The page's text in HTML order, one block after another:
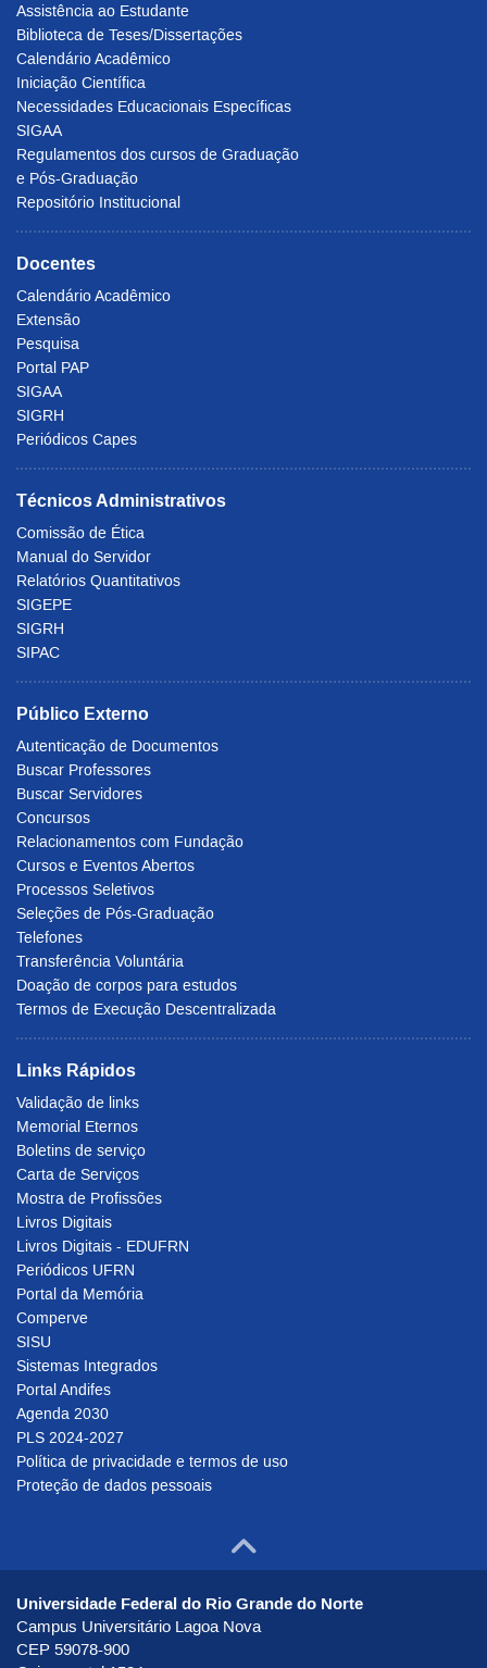
Assistência ao Estudante
Biblioteca de Teses/Dissertações
Calendário Acadêmico
Iniciação Científica
Necessidades Educacionais Específicas
SIGAA
Regulamentos dos cursos de Graduação
e Pós-Graduação
Repositório Institucional
Docentes
Calendário Acadêmico
Extensão
Pesquisa
Portal PAP
SIGAA
SIGRH
Periódicos Capes
Técnicos Administrativos
Comissão de Ética
Manual do Servidor
Relatórios Quantitativos
SIGEPE
SIGRH
SIPAC
Público Externo
Autenticação de Documentos
Buscar Professores
Buscar Servidores
Concursos
Relacionamentos com Fundação
Cursos e Eventos Abertos
Processos Seletivos
Seleções de Pós-Graduação
Telefones
Transferência Voluntária
Doação de corpos para estudos
Termos de Execução Descentralizada
Links Rápidos
Validação de links
Memorial Eternos
Boletins de serviço
Carta de Serviços
Mostra de Profissões
Livros Digitais
Livros Digitais - EDUFRN
Periódicos UFRN
Portal da Memória
Comperve
SISU
Sistemas Integrados
Portal Andifes
Agenda 2030
PLS 2024-2027
Política de privacidade e termos de uso
Proteção de dados pessoais
Ir para o
Universidade Federal do Rio Grande do Norte
Campus Universitário Lagoa Nova
CEP 59078-900